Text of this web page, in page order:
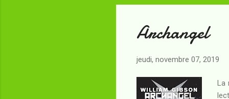
Archangel
jeudi, novembre 07, 2019
La